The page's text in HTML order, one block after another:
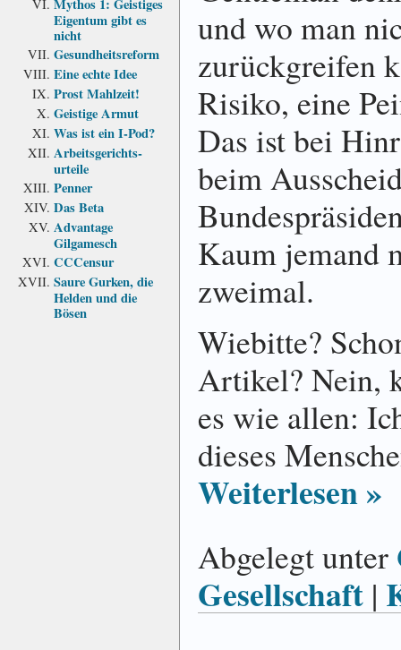
Mythos 1: Geistiges
Eigentum gibt es
nicht
Gesundheits­reform
Eine echte Idee
Prost Mahlzeit!
Geistige Armut
Was ist ein I-Pod?
Arbeits­gerichts­
urteile
Penner
Das Beta
Advantage
Gilgamesch
CCCensur
Saure Gurken, die
Helden und die
Bösen
und wo man
zurückgreifen
Risiko, eine
Das ist bei
beim
Kaum jemand
zweimal.
Wiebitte?
Artikel? Nein,
es wie allen:
dieses
Weiterlesen »
Abgelegt unter
Gesellschaft |